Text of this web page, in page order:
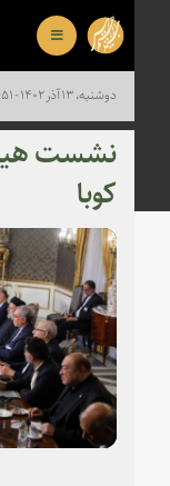
دوشنبه، ۱۳ آذر ۱۴۰۲ - ۱۲:۵۱
نشست
کوبا